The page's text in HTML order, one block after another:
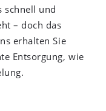
schnell und
– doch das
erhalten Sie
Entsorgung, wie